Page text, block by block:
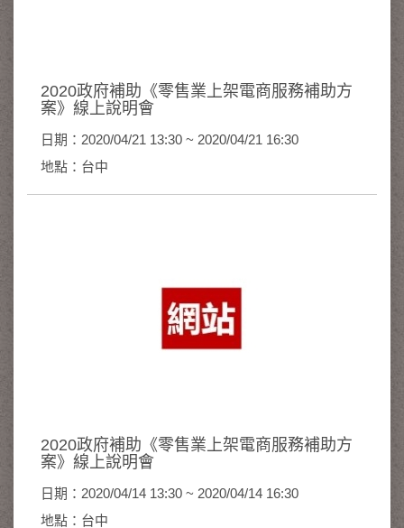
2020政府補助《零售業上架電商服務補助方
案》線上說明會
日期：2020/04/21 13:30 ~ 2020/04/21 16:30
地點：台中
2020政府補助《零售業上架電商服務補助方
案》線上說明會
日期：2020/04/14 13:30 ~ 2020/04/14 16:30
地點：台中